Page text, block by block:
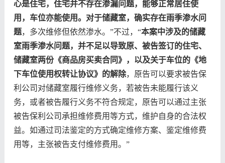
心是住宅，住宅并不存在渗漏问题，能够正常居住使
用，车位亦能使用。对于储藏室，确实存在雨季渗水问
题，多次维修但依然渗水。”不过，“本案中涉及的储藏
室雨季渗水问题，并不足以导致原、被告签订的住宅、
储藏室两份《商品房买卖合同》，以及关于车位的《地
下车位使用权转让协议》的解除，原告可以要求被告保
利公司对储藏室履行维修义务，若被告未能履行该义
务，或者被告履行义务不符合规定，原告可以通过主张
被告保利公司承担维修费用等方式，维护自身的合法权
益。如通过司法鉴定的方式确定维修方案、鉴定维修费
用等，主张被告支付维修费用。”